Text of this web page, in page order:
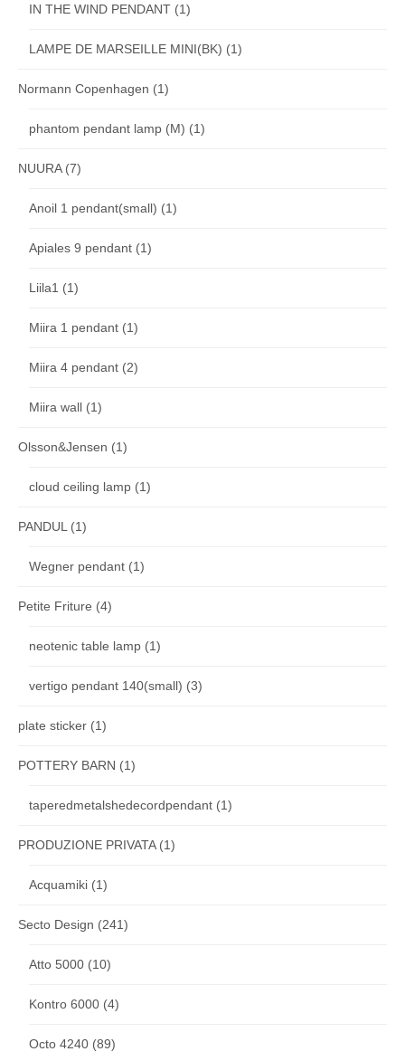
IN THE WIND PENDANT (1)
LAMPE DE MARSEILLE MINI(BK) (1)
Normann Copenhagen (1)
phantom pendant lamp (M) (1)
NUURA(7)
Anoil 1 pendant(small) (1)
Apiales 9 pendant (1)
Liila1 (1)
Miira 1 pendant (1)
Miira 4 pendant (2)
Miira wall (1)
Olsson&Jensen (1)
cloud ceiling lamp (1)
PANDUL (1)
Wegner pendant (1)
Petite Friture (4)
neotenic table lamp (1)
vertigo pendant 140(small) (3)
plate sticker (1)
POTTERY BARN (1)
taperedmetalshedecordpendant (1)
PRODUZIONE PRIVATA(1)
Acquamiki (1)
Secto Design (241)
Atto 5000 (10)
Kontro 6000 (4)
Octo 4240 (89)